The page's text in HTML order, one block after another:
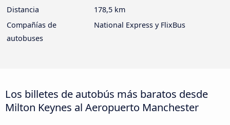
Distancia
178,5 km
Compañías de
autobuses
National Express y FlixBus
Los billetes de autobús más baratos desde
Milton Keynes al Aeropuerto Manchester